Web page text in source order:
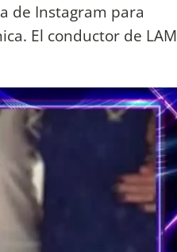
de Instagram para
El conductor de LAM